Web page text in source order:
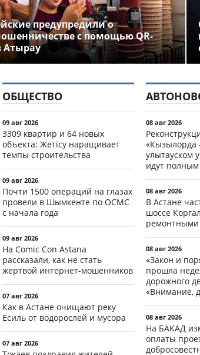
предупредили о
с помощью QR-
Атырау
ОБЩЕСТВО
09 авг 2026
3309 квартир и 64 новых
объекта: Жетісу наращивает
темпы строительства
09 авг 2026
Почти 1500 операций на глазах
провели в Шымкенте по ОСМС
с начала года
09 авг 2026
На Comic Con Astana
рассказали, как не стать
жертвой интернет-мошенников
07 авг 2026
Как в Астане очищают реку
Есиль от водорослей и мусора
07 авг 2026
08 авг 2026
«Кызылорда
улытауском
идут
08 авг 2026
В Астане
шоссе
08 авг 2026
«Закон и
прошла
дорожного
«Внимание,
08 авг 2026
На БАКАД
оплаты